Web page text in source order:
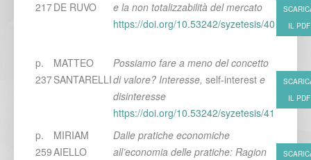
217DE RUVO
e la non totalizzabilità del mercato
https://doi.org/10.53242/syzetesis/40
IL PDF
p.
237
MATTEO
SANTARELLI
Possiamo fare a meno del concetto
di valore? Interesse, self-interest e
disinteresse
https://doi.org/10.53242/syzetesis/41
IL PDF
p.
259
MIRIAM
AIELLO
Dalle pratiche economiche
all’economia delle pratiche: Ragion